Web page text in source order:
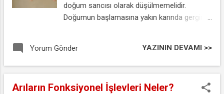
doğum sancısı olarak düşülmemelidir.
Doğumun başlamasına yakın karında gerginlik
sonucunda doğumun başladığı anlaşılır.
Yorum Gönder YAZININ DEVAMI >>
Arıların Fonksiyonel İşlevleri Neler?